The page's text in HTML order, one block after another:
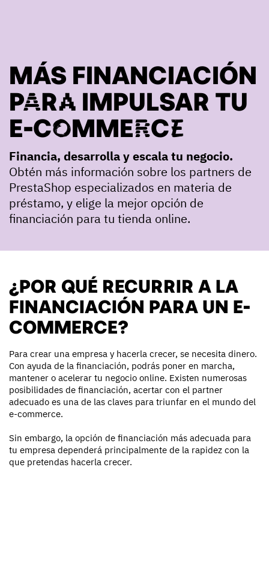
MÁS FINANCIACIÓN
PARA IMPULSAR TU
E-COMMERCE
Financia, desarrolla y escala tu negocio.
Obtén más información sobre los partners de
PrestaShop especializados en materia de
préstamo, y elige la mejor opción de
financiación para tu tienda online.
¿POR QUÉ RECURRIR A LA
FINANCIACIÓN PARA UN E-
COMMERCE?
Para crear una empresa y hacerla crecer, se necesita dinero.
Con ayuda de la financiación, podrás poner en marcha,
mantener o acelerar tu negocio online. Existen numerosas
posibilidades de financiación, acertar con el partner
adecuado es una de las claves para triunfar en el mundo del
e-commerce.
Sin embargo, la opción de financiación más adecuada para
tu empresa dependerá principalmente de la rapidez con la
que pretendas hacerla crecer.